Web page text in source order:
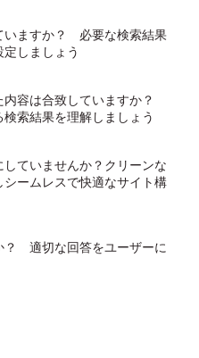
いますか？ 必要な検索結果
しましょう
内容は合致していますか？
索結果を理解しましょう
ていませんか？クリーンな
ームレスで快適なサイト構
？ 適切な回答をユーザーに